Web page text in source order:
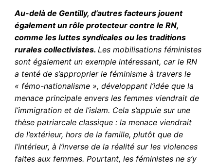
Au-delà de Gentilly, d’autres facteurs jouent
également un rôle protecteur contre le RN,
comme les luttes syndicales ou les traditions
rurales collectivistes.Les mobilisations féministes
sont également un exemple intéressant, car le RN
a tenté de s’approprier le féminisme à travers le
« fémo-nationalisme », développant l’idée que la
menace principale envers les femmes viendrait de
l’immigration et de l’islam. Cela s’appuie sur une
thèse patriarcale classique : la menace viendrait
de l’extérieur, hors de la famille, plutôt que de
l’intérieur, à l’inverse de la réalité sur les violences
faites aux femmes. Pourtant, les féministes ne s’y